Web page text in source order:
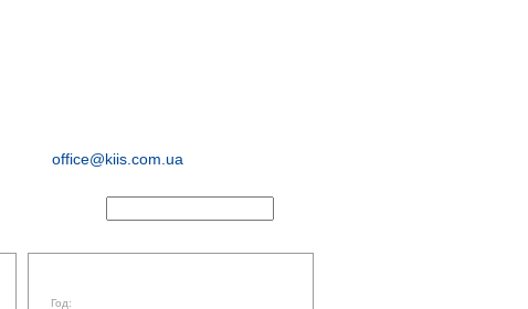
office@kiis.com.ua
Год: